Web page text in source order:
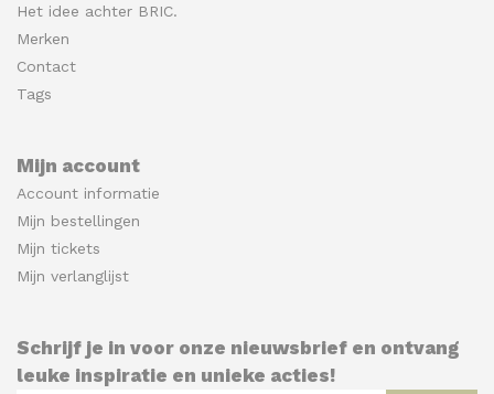
Het idee achter BRIC.
Merken
Contact
Tags
Mijn account
Account informatie
Mijn bestellingen
Mijn tickets
Mijn verlanglijst
Schrijf je in voor onze nieuwsbrief en ontvang
leuke inspiratie en unieke acties!